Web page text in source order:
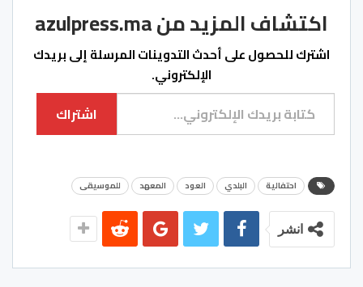
اكتشاف المزيد من azulpress.ma
اشترك للحصول على أحدث التدوينات المرسلة إلى بريدك
الإلكتروني.
كتابة بريدك الإلكتروني...
اشتراك
احتفالية البلدي العود المعهد للموسيقى
انشر